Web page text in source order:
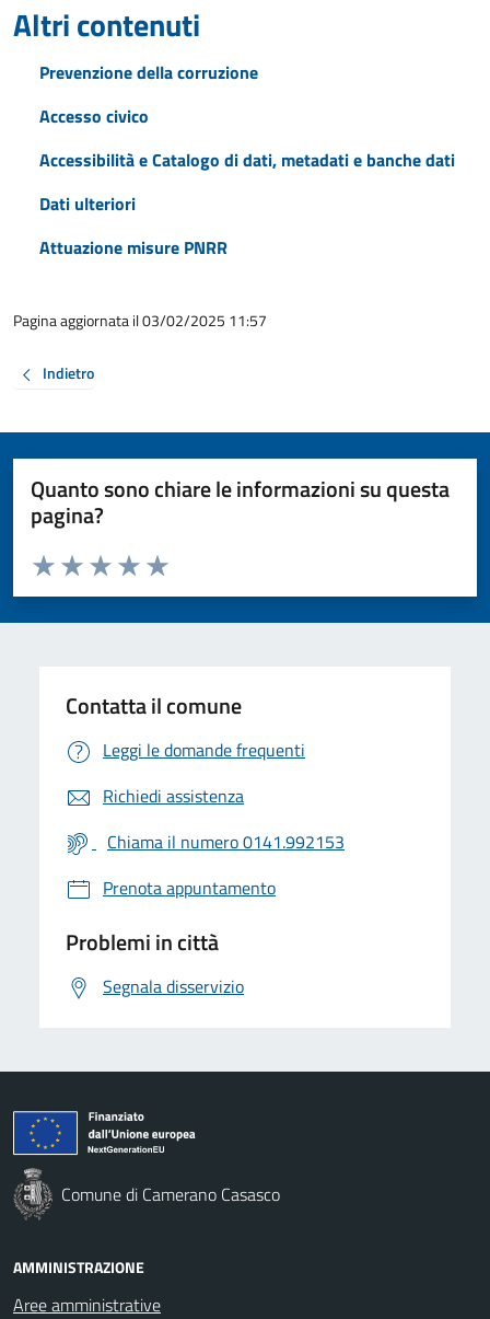
Altri contenuti
Prevenzione della corruzione
Accesso civico
Accessibilità e Catalogo di dati, metadati e banche dati
Dati ulteriori
Attuazione misure PNRR
Pagina aggiornata il 03/02/2025 11:57
Indietro
Quanto sono chiare le informazioni su questa
pagina?
Valuta da 1 a 5 stelle la pagina
Valuta 5 stelle su 5
Valuta 4 stelle su 5
Valuta 3 stelle su 5
Valuta 2 stelle su 5
Valuta 1 stelle su 5
Contatta il comune
Leggi le domande frequenti
Richiedi assistenza
Chiama il numero 0141.992153
Prenota appuntamento
Problemi in città
Segnala disservizio
Comune di Camerano Casasco
AMMINISTRAZIONE
Aree amministrative